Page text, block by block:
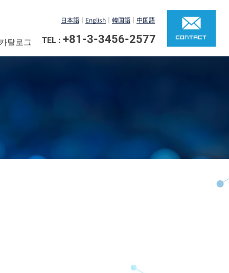
日本語 ｜ English ｜ 韓国語 ｜ 中国語
TEL : +81-3-3456-2577
탈로그